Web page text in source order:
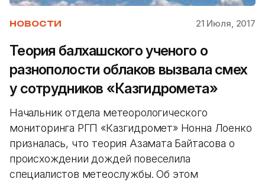
НОВОСТИ 21 Июля, 2017
Теория балхашского ученого о
разнополости облаков вызвала смех
у сотрудников «Казгидромета»
Начальник отдела метеорологического
мониторинга РГП «Казгидромет» Нонна Лоенко
призналась, что теория Азамата Байтасова о
происхождении дождей повеселила
специалистов метеослужбы. Об этом